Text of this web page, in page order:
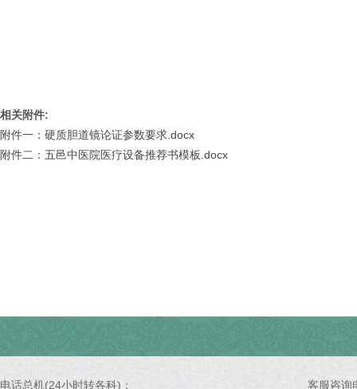
相关附件:
附件一：硬质胆道镜论证参数要求.docx
附件二：五邑中医院医疗设备推荐书模板.docx
电话总机(24小时转各科)： 客服咨询